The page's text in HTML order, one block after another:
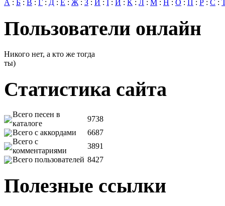
А : Б : В : Г : Д : Е : Ж: З : И : І : Й : К : Л : М : Н : О : П : Р : С :
Пользователи онлайн
Никого нет, а кто же тогда
ты)
Статистика сайта
Всего песен в
каталоге
9738
Всего с аккордами
6687
Всего с
комментариями
3891
Всего пользователей 8427
Полезные ссылки